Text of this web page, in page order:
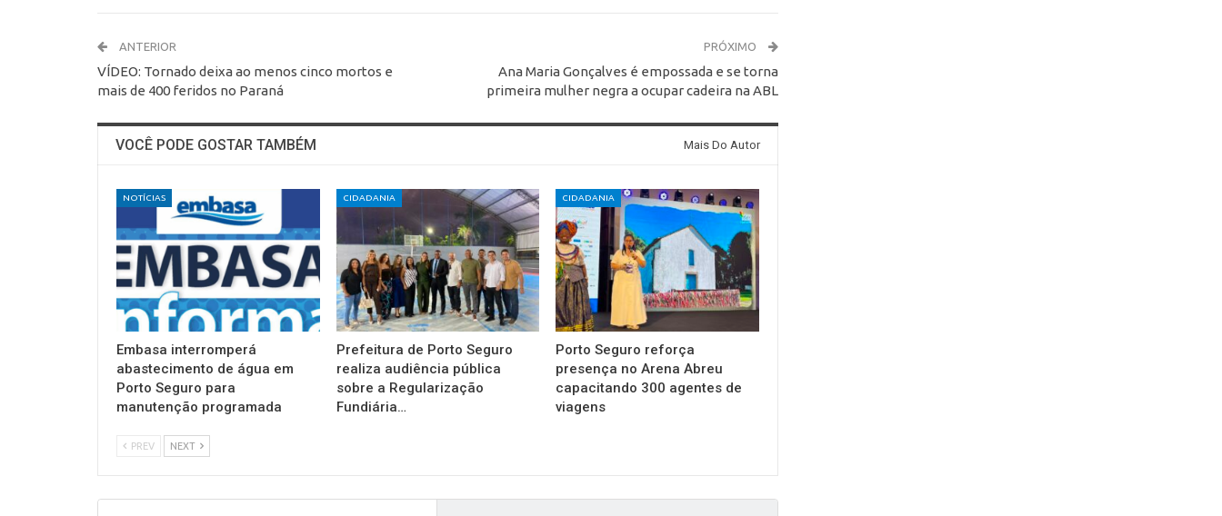
ANTERIOR
VÍDEO: Tornado deixa ao menos cinco mortos e
mais de 400 feridos no Paraná
PRÓXIMO
Ana Maria Gonçalves é empossada e se torna
primeira mulher negra a ocupar cadeira na ABL
VOCÊ PODE GOSTAR TAMBÉM Mais Do Autor
NOTÍCIAS
Embasa interromperá
abastecimento de água em
Porto Seguro para
manutenção programada
CIDADANIA
Prefeitura de Porto Seguro
realiza audiência pública
sobre a Regularização
Fundiária…
CIDADANIA
Porto Seguro reforça
presença no Arena Abreu
capacitando 300 agentes de
viagens
PREV NEXT